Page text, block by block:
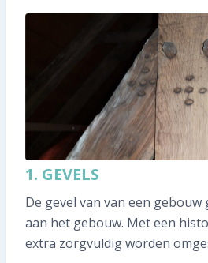
1. GEVELS
De gevel van van een
aan het gebouw. Met een
extra zorgvuldig worden
Volgende inspectie
Aan- of
Mijn gegevens
Mijn
Veelgestelde